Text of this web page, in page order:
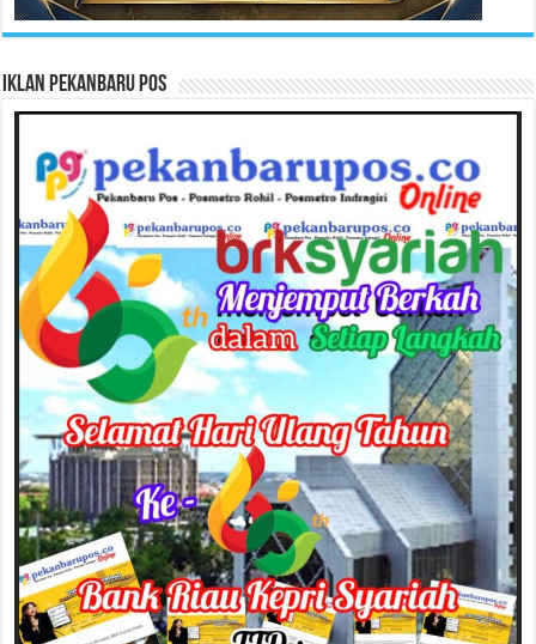
Iklan Pekanbaru Pos